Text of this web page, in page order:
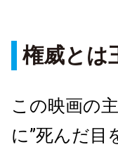
権威とは
この映画の
に”死んだ目